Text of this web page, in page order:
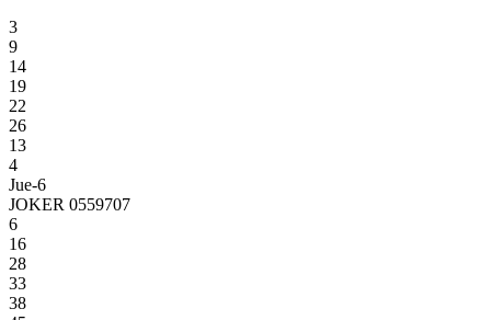
3
9
14
19
22
26
13
4
Jue-6
JOKER 0559707
6
16
28
33
38